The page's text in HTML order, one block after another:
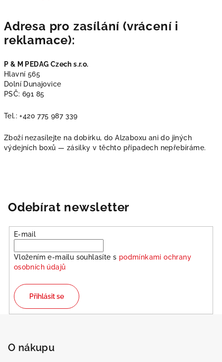
Adresa pro zasílání (vrácení i
reklamace):
P & M PEDAG Czech s.r.o.
Hlavní 565
Dolní Dunajovice
PSČ: 691 85
Tel.: +420 775 987 339
Zboží nezasílejte na dobírku, do Alzaboxu ani do jiných
výdejních boxů — zásilky v těchto případech nepřebíráme.
Odebírat newsletter
E-mail
Vložením e-mailu souhlasíte s podmínkami ochrany
osobních údajů
Přihlásit se
O nákupu